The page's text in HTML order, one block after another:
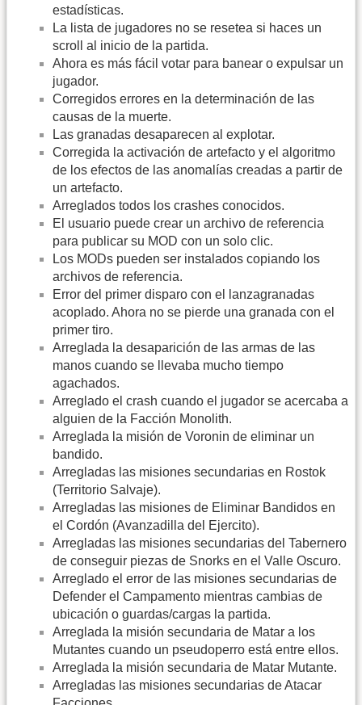
estadísticas.
La lista de jugadores no se resetea si haces un
scroll al inicio de la partida.
Ahora es más fácil votar para banear o expulsar un
jugador.
Corregidos errores en la determinación de las
causas de la muerte.
Las granadas desaparecen al explotar.
Corregida la activación de artefacto y el algoritmo
de los efectos de las anomalías creadas a partir de
un artefacto.
Arreglados todos los crashes conocidos.
El usuario puede crear un archivo de referencia
para publicar su MOD con un solo clic.
Los MODs pueden ser instalados copiando los
archivos de referencia.
Error del primer disparo con el lanzagranadas
acoplado. Ahora no se pierde una granada con el
primer tiro.
Arreglada la desaparición de las armas de las
manos cuando se llevaba mucho tiempo
agachados.
Arreglado el crash cuando el jugador se acercaba a
alguien de la Facción Monolith.
Arreglada la misión de Voronin de eliminar un
bandido.
Arregladas las misiones secundarias en Rostok
(Territorio Salvaje).
Arregladas las misiones de Eliminar Bandidos en
el Cordón (Avanzadilla del Ejercito).
Arregladas las misiones secundarias del Tabernero
de conseguir piezas de Snorks en el Valle Oscuro.
Arreglado el error de las misiones secundarias de
Defender el Campamento mientras cambias de
ubicación o guardas/cargas la partida.
Arreglada la misión secundaria de Matar a los
Mutantes cuando un pseudoperro está entre ellos.
Arreglada la misión secundaria de Matar Mutante.
Arregladas las misiones secundarias de Atacar